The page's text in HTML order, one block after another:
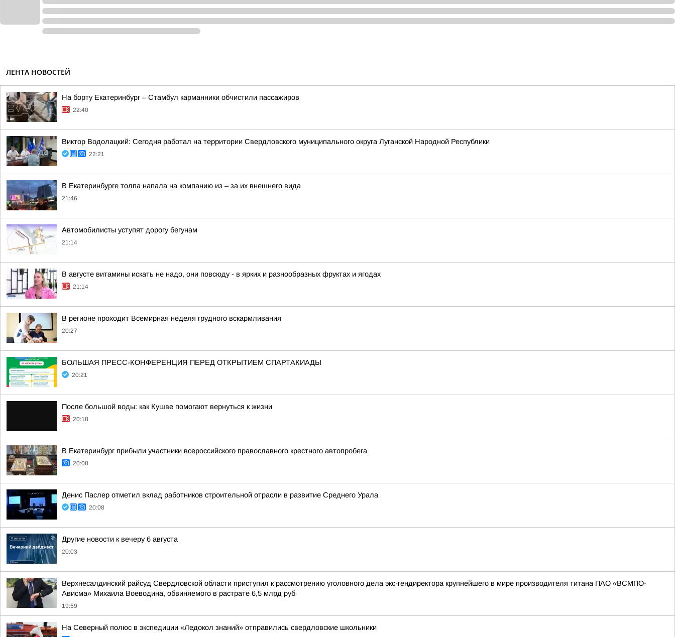
ЛЕНТА НОВОСТЕЙ
На борту Екатеринбург – Стамбул карманники обчистили пассажиров
22:40
Виктор Водолацкий: Сегодня работал на территории Свердловского муниципального округа Луганской Народной Республики
22:21
В Екатеринбурге толпа напала на компанию из – за их внешнего вида
21:46
Автомобилисты уступят дорогу бегунам
21:14
В августе витамины искать не надо, они повсюду - в ярких и разнообразных фруктах и ягодах
21:14
В регионе проходит Всемирная неделя грудного вскармливания
20:27
БОЛЬШАЯ ПРЕСС-КОНФЕРЕНЦИЯ ПЕРЕД ОТКРЫТИЕМ СПАРТАКИАДЫ
20:21
После большой воды: как Кушве помогают вернуться к жизни
20:18
В Екатеринбург прибыли участники всероссийского православного крестного автопробега
20:08
Денис Паслер отметил вклад работников строительной отрасли в развитие Среднего Урала
20:08
Другие новости к вечеру 6 августа
20:03
Верхнесалдинский райсуд Свердловской области приступил к рассмотрению уголовного дела экс-гендиректора крупнейшего в мире производителя титана ПАО «ВСМПО-
Ависма» Михаила Воеводина, обвиняемого в растрате 6,5 млрд руб
19:59
На Северный полюс в экспедиции «Ледокол знаний» отправились свердловские школьники